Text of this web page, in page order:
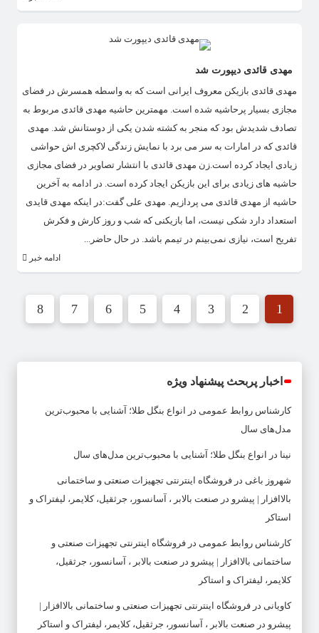
مهدی قائدی دیپورت شد
​مهدی قائدی بازیکن معروف ایرانی است که به واسطه همسرش در فضای
مجازی بسیار پرحاشیه شده است. مهمترین حاشیه مهدی قائدی مربوط به
تصادف شدیدش بود که منجر به کشته شدن یکی از دوستانش شد. مهدی
قائدی که در امارات به سر می برد با نمایش زندگی لاکچری اش حواشی
زیادی ایجاد کرده است.زن مهدی قائدی با انتشار تصاویر در فضای مجازی
حاشیه های زیادی برای این بازیکن ایجاد کرده است. در ادامه به آخرین
حاشیه از مهدی قائدی می پردازیم. مهدی علی گفت:در اینکه مهدی قایدی
استعداد دارد شکی نیست، اما بازیکنی که شب و روز کارش و فکرش
تفریح است، نیازی نمی‌بینم در تیمم باشد. در حال حاضر...
ادامه خبر
1
2
3
4
5
6
7
8
اخبار پربحث پیشنهاد ویژه
کارشناس روابط عمومی در
انواع بنگل طلا؛ آشنایی با محبوب‌ترین
مدل‌های سال
نینا در انواع بنگل طلا؛ آشنایی با محبوب‌ترین مدل‌های سال
شهروز باغی در فروشگاه اینترنتی تجهیزات صنعتی و ساختمانی
بالاافزار | پیشرو در صنعت بالابر ، آسانسور، جرثقیل، کلایمر، لیفتراک و
استاکر
کارشناس روابط عمومی در فروشگاه اینترنتی تجهیزات صنعتی و
ساختمانی بالاافزار | پیشرو در صنعت بالابر ، آسانسور، جرثقیل،
کلایمر، لیفتراک و استاکر
کاویانی در فروشگاه اینترنتی تجهیزات صنعتی و ساختمانی بالاافزار |
پیشرو در صنعت بالابر ، آسانسور، جرثقیل، کلایمر، لیفتراک و استاکر